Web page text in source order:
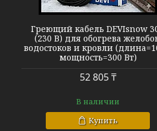
Греющий кабель DEVIsnow
(230 В) для обогрева
водостоков и кровли
мощность=300 Вт)
52 805 ₸
В наличии
Купить